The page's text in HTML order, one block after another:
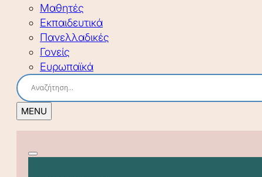
Μαθητές
Εκπαιδευτικά
Πανελλαδικές
Γονείς
Ευρωπαϊκά